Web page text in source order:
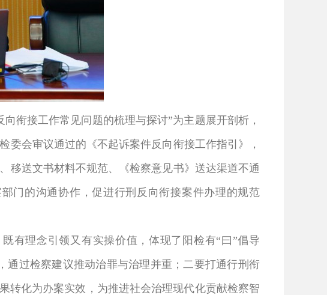
衔接工作常见问题的梳理与探讨”为主题展开剖析，
委会审议通过的《不起诉案件反向衔接工作指引》，
移送文书材料不规范、《检察意见书》送达渠道不通
门的沟通协作，促进行刑反向衔接案件办理的规范
有理念引领又有实操价值，体现了阳检有“曰”倡导
通过检察建议推动治罪与治理并重；二要打通行刑衔
转化为办案实效，为推进社会治理现代化贡献检察智